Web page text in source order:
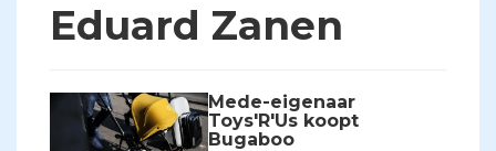
Eduard Zanen
Mede-eigenaar
Toys'R'Us koopt
Bugaboo